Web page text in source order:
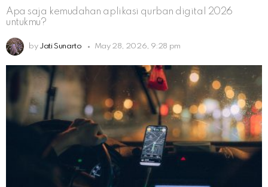
Apa saja kemudahan aplikasi qurban digital 2026
untukmu?
by Jati Sunarto May 28, 2026, 9:28 pm